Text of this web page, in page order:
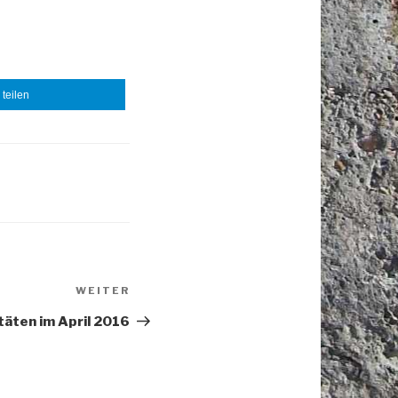
teilen
WEITER
im April 2016